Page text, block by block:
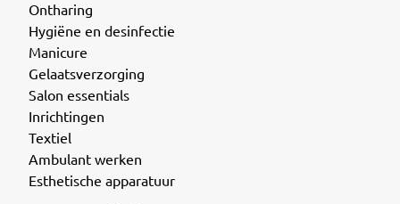
Ontharing
Hygiëne en desinfectie
Manicure
Gelaatsverzorging
Salon essentials
Inrichtingen
Textiel
Ambulant werken
Esthetische apparatuur